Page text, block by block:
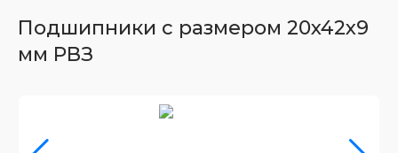
Подшипники с размером 20x42x9
мм РВЗ